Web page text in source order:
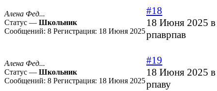
Алена Фед...
Статус — Школьник
Сообщений: 8 Регистрация: 18 Июня 2025
#18
18 Июня 2025
рпаврпав
Алена Фед...
Статус — Школьник
Сообщений: 8 Регистрация: 18 Июня 2025
#19
18 Июня 2025
рпаву